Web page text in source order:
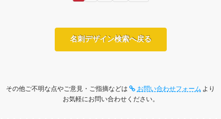
名刺デザイン検索へ戻る
その他ご不明な点やご意見・ご指摘などは お問い合わせフォーム より
お気軽にお問い合わせください。